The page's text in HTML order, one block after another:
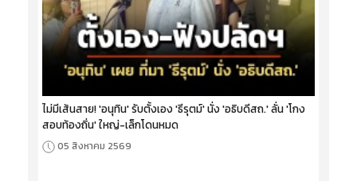
ไม่มีเส้นสาย! 'อนุทิน' รับตั้งเอง 'ธีรุตม์' นั่ง 'อธิบดีสถ.' ลั่น 'โกง
สอบท้องถิ่น' ใหญ่-เล็กโดนหมด
05 สิงหาคม 2569